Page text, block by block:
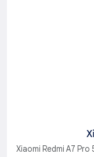
Xiaomi Redmi A7 Pro